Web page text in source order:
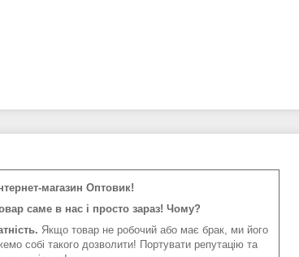
магазин Оптовик!
саме в нас і просто зараз! Чому?
Якщо товар не робочий або має брак, ми його
собі такого дозволити! Портувати репутацію та